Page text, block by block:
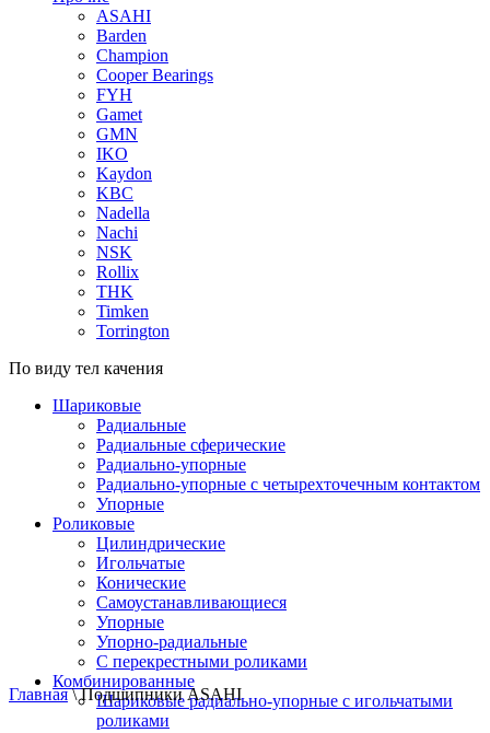
ASAHI
Barden
Champion
Cooper Bearings
FYH
Gamet
GMN
IKO
Kaydon
KBC
Nadella
Nachi
NSK
Rollix
THK
Timken
Torrington
По виду тел качения
Шариковые
Радиальные
Радиальные сферические
Радиально-упорные
Радиально-упорные с четырехточечным контактом
Упорные
Роликовые
Цилиндрические
Игольчатые
Конические
Самоустанавливающиеся
Упорные
Упорно-радиальные
C перекрестными роликами
Комбинированные
Шариковые радиально-упорные с игольчатыми
роликами
Главная\ Подшипники ASAHI